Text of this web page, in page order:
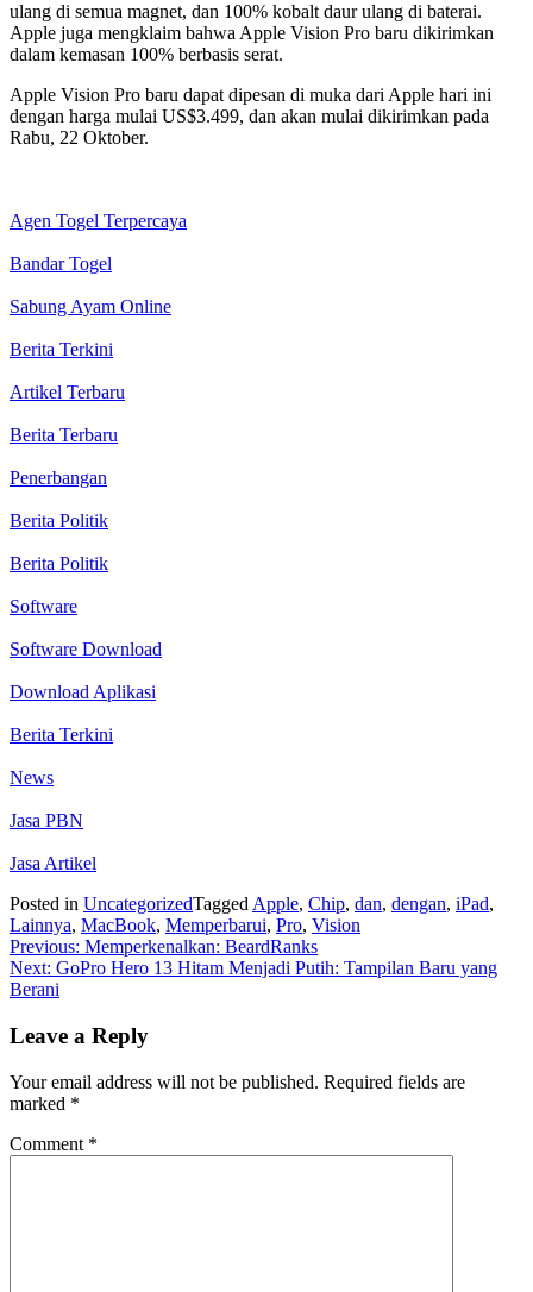
ulang di semua magnet, dan 100% kobalt daur ulang di baterai.
Apple juga mengklaim bahwa Apple Vision Pro baru dikirimkan
dalam kemasan 100% berbasis serat.
Apple Vision Pro baru dapat dipesan di muka dari Apple hari ini
dengan harga mulai US$3.499, dan akan mulai dikirimkan pada
Rabu, 22 Oktober.
Agen Togel Terpercaya
Bandar Togel
Sabung Ayam Online
Berita Terkini
Artikel Terbaru
Berita Terbaru
Penerbangan
Berita Politik
Berita Politik
Software
Software Download
Download Aplikasi
Berita Terkini
News
Jasa PBN
Jasa Artikel
Posted in UncategorizedTagged Apple, Chip, dan, dengan, iPad,
Lainnya, MacBook, Memperbarui, Pro, Vision
Post
navigation
Previous: Memperkenalkan: BeardRanks
Next: GoPro Hero 13 Hitam Menjadi Putih: Tampilan Baru yang
Berani
Leave a Reply
Your email address will not be published. Required fields are
marked *
Comment *